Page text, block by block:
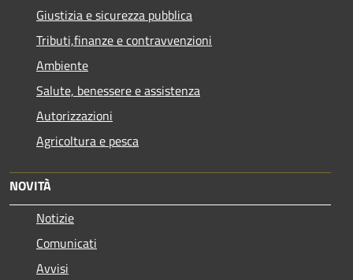
Giustizia e sicurezza pubblica
Tributi,finanze e contravvenzioni
Ambiente
Salute, benessere e assistenza
Autorizzazioni
Agricoltura e pesca
NOVITÀ
Notizie
Comunicati
Avvisi